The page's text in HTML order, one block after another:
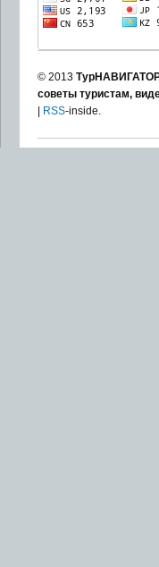
© 2013
советы туристам,
RSS-inside.